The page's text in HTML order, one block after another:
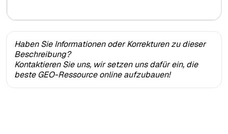
Haben Sie Informationen oder Korrekturen zu dieser
Beschreibung?
Kontaktieren Sie uns, wir setzen uns dafür ein, die
beste GEO-Ressource online aufzubauen!